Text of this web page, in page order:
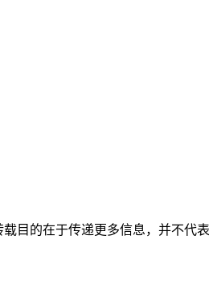
目的在于传递更多信息，并不代